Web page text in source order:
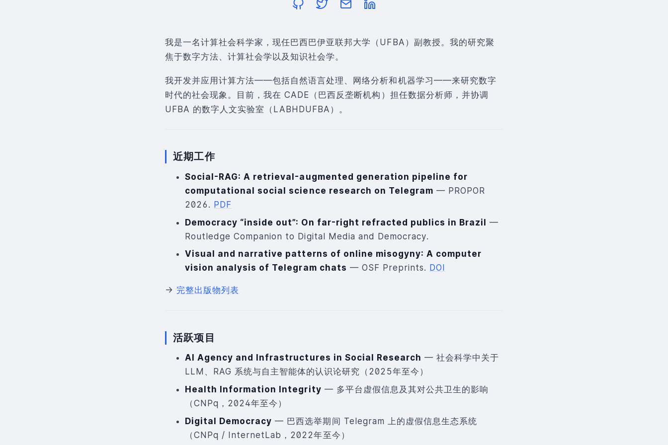
我是一名计算社会科学家，现任巴西巴伊亚联邦大学（UFBA）副教授。我的研究聚
焦于数字方法、计算社会学以及知识社会学。
我开发并应用计算方法——包括自然语言处理、网络分析和机器学习——来研究数字
时代的社会现象。目前，我在 CADE（巴西反垄断机构）担任数据分析师，并协调
UFBA 的数字人文实验室（LABHDUFBA）。
近期工作
Social-RAG: A retrieval-augmented generation pipeline for
computational social science research on Telegram — PROPOR
2026. PDF
Democracy “inside out”: On far-right refracted publics in Brazil —
Routledge Companion to Digital Media and Democracy.
Visual and narrative patterns of online misogyny: A computer
vision analysis of Telegram chats — OSF Preprints. DOI
→ 完整出版物列表
活跃项目
AI Agency and Infrastructures in Social Research — 社会科学中关于
LLM、RAG 系统与自主智能体的认识论研究（2025年至今）
Health Information Integrity — 多平台虚假信息及其对公共卫生的影响
（CNPq，2024年至今）
Digital Democracy — 巴西选举期间 Telegram 上的虚假信息生态系统
（CNPq / InternetLab，2022年至今）